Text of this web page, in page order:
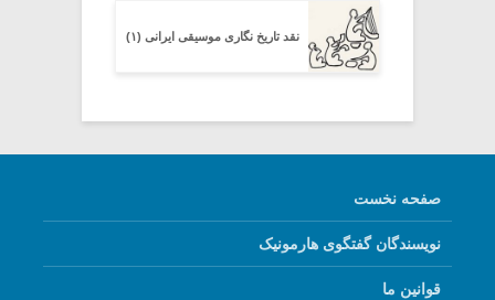
نقد تاریخ نگاری موسیقی ایرانی (۱)
صفحه نخست
نویسندگان گفتگوی هارمونیک
قوانین ما